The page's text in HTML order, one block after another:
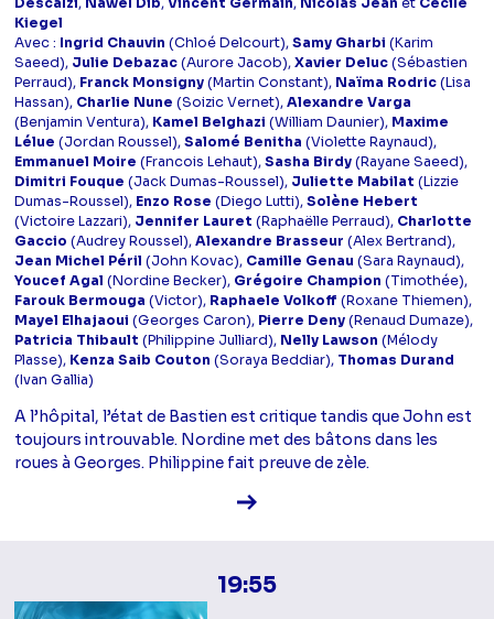
Kiegel
Avec : Ingrid Chauvin (Chloé Delcourt),Samy Gharbi (Karim
Saeed), Julie Debazac(Aurore Jacob),Xavier Deluc(Sébastien
Perraud), Franck Monsigny(Martin Constant), Naïma Rodric(Lisa
Hassan), Charlie Nune (Soizic Vernet),Alexandre Varga
(Benjamin Ventura), Kamel Belghazi (William Daunier), Maxime
Lélue (Jordan Roussel),Salomé Benitha (Violette Raynaud),
Emmanuel Moire (Francois Lehaut),Sasha Birdy(Rayane Saeed),
Dimitri Fouque (Jack Dumas-Roussel), Juliette Mabilat (Lizzie
Dumas-Roussel), Enzo Rose (Diego Lutti),Solène Hebert
(Victoire Lazzari), Jennifer Lauret (Raphaëlle Perraud), Charlotte
Gaccio (Audrey Roussel),Alexandre Brasseur (Alex Bertrand),
Jean Michel Péril (John Kovac), Camille Genau (Sara Raynaud),
Youcef Agal (Nordine Becker), Grégoire Champion (Timothée),
Farouk Bermouga (Victor), Raphaele Volkoff (Roxane Thiemen),
Mayel Elhajaoui (Georges Caron), Pierre Deny(Renaud Dumaze),
Patricia Thibault (Philippine Julliard), Nelly Lawson (Mélody
Plasse), Kenza Saib Couton (Soraya Beddiar), Thomas Durand
(Ivan Gallia)
A l’hôpital, l’état de Bastien est critique tandis que John est
toujours introuvable. Nordine met des bâtons dans les
roues à Georges. Philippine fait preuve de zèle.
Voir la fiche diffusion
19:55